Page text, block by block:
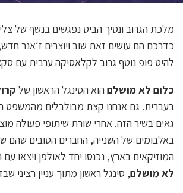
מלכת הגרוב ונסיך הביט נפגשים בנשף של
כדרכם הם עושים זאת שוב ויוצרים ז׳אנר
להיט פופ נוטף גרוב לקלאסיקה ערבית עם
כלום לא מושלם הוא הסינגל הראשון של
בעברית. גם אנחנו קצת מבולבלים מהמשפט
גאים בשיר הזה. אחרי שורת שיתופי פעולה
באלבומים של השנייה, החברים הטובים שהם
המוזיקאים בארץ, נכנסו יחד לאולפן ויצאו עם
לא מושלם, סינגל ראשון מתוך עניין רציני